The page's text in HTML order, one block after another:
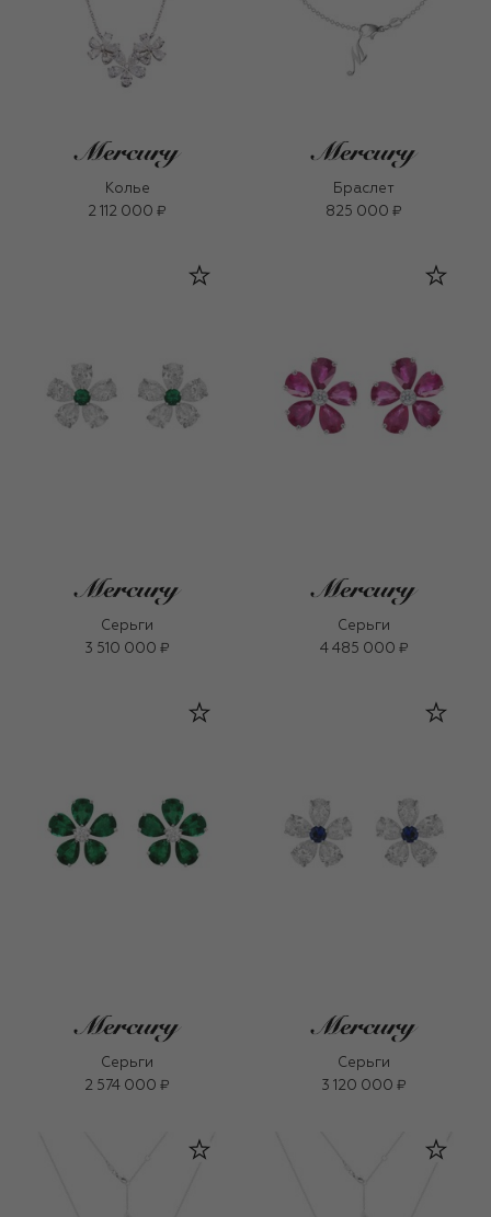
Колье
2 112 000 ₽
Браслет
825 000 ₽
Серьги
3 510 000 ₽
Серьги
4 485 000 ₽
Серьги
2 574 000 ₽
Серьги
3 120 000 ₽